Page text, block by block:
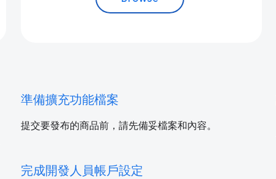
準備擴充功能檔案
提交要發布的商品前，請先備妥檔案和內容。
完成開發人員帳戶設定